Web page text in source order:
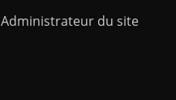
Administrateur du site